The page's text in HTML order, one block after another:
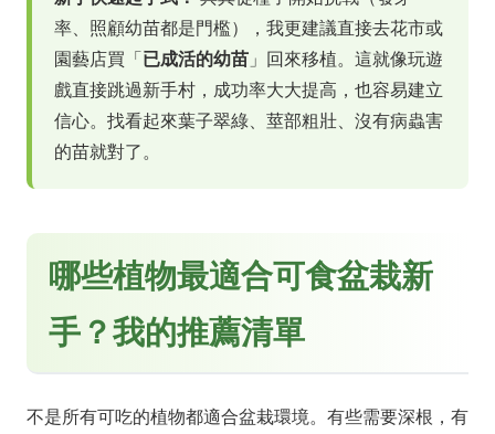
率、照顧幼苗都是門檻），我更建議直接去花市或
園藝店買「已成活的幼苗 」回來移植。這就像玩遊
戲直接跳過新手村，成功率大大提高，也容易建立
信心。找看起來葉子翠綠、莖部粗壯、沒有病蟲害
的苗就對了。
哪些植物最適合可食盆栽新
手？我的推薦清單
不是所有可吃的植物都適合盆栽環境。有些需要深根，有